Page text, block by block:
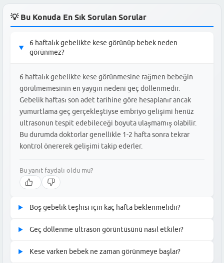
💡 Bu Konuda En Sık Sorulan Sorular
▶
6 haftalık gebelikte kese görünüp bebek neden
görünmez?
6 haftalık gebelikte kese görünmesine rağmen bebeğin
görülmemesinin en yaygın nedeni geç döllenmedir.
Gebelik haftası son adet tarihine göre hesaplanır ancak
yumurtlama geç gerçekleştiyse embriyo gelişimi henüz
ultrasonun tespit edebileceği boyuta ulaşmamış olabilir.
Bu durumda doktorlar genellikle 1-2 hafta sonra tekrar
kontrol önererek gelişimi takip ederler.
Bu yanıt faydalı oldu mu?
▶ Boş gebelik teşhisi için kaç hafta beklenmelidir?
Boş gebelik veya anembriyonik gebelik tanısı konulabilmesi için
genellikle kesenin çapının 25 mm ve üzerinde olması veya
karından yapılan ultrasonda 7-8 haftalık gebelik sürecinin
▶ Geç döllenme ultrason görüntüsünü nasıl etkiler?
Geç döllenme, embriyonun anne karnına beklenen tarihten daha
geç yerleşmesi durumudur ve bu durum ultrason ölçümleri ile
▶ Kese varken bebek ne zaman görünmeye başlar?